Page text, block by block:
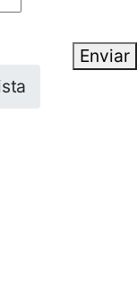
Enviar